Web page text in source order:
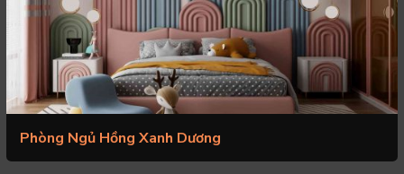
Phòng Ngủ Hồng Xanh Dương